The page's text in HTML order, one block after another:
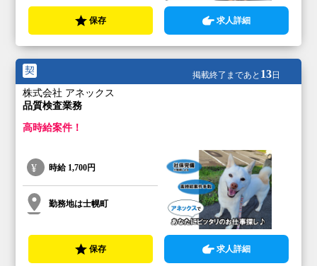
保存 求人詳細
契 掲載終了まであと 13日
株式会社 アネックス
品質検査業務
高時給案件！
時給 1,700円
勤務地は士幌町
保存 求人詳細